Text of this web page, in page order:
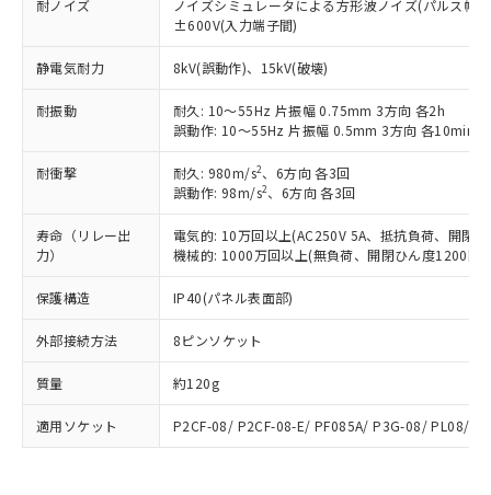
耐ノイズ
ノイズシミュレータによる方形波ノイズ(パルス
±600V(入力端子間)
静電気耐力 8kV(誤動作)、15kV(破壊)
耐振動
耐久: 10～55Hz 片振幅 0.75mm 3方向 各2h
誤動作: 10～55Hz 片振幅 0.5mm 3方向 各10min
耐衝撃 耐久: 980m/s2、6方向 各3回
誤動作: 98m/s2、6方向 各3回
寿命（リレー出
力）
電気的: 10万回以上(AC250V 5A、抵抗負荷、開閉
機械的: 1000万回以上(無負荷、開閉ひん度1200回/
保護構造 IP40(パネル表面部)
外部接続方法 8ピンソケット
質量 約120g
適用ソケット P2CF-08/ P2CF-08-E/ PF085A/ P3G-08/ PL08/
ことをご了承ください。
在庫状況および標準価格照会結果は、
記載している更新日時点での社内デー
タに基づき作成されるものであり、閲
覧された時点での実際の在庫および標
準価格とは異なる場合があることをご
了承ください。
正式な納期状況および標準価格はお客
様のお取引先、またはお客様担当のオ
ムロン制御機器販売店・当社販売員に
ご相談ください。
オムロン制御機器販売店や当社販売拠
点は「販売ネットワーク
」をご確認
ください。
在庫状況および標準価格結果を当社の
事前の承諾なく第三者に漏洩または開
示しないようお願いします。
マイパーツ機能（部品リスト作成サー
ビス）をご利用いただくには、I-Web
メンバーズにご登録されている必要が
むを得ず変更することがあります。
*EU RoHS指令（10物質）：
鉛(Pb) 1000ppm以下、 水銀(Hg) 1000ppm以下、 カド
六価クロム(Cr(Ⅵ)) 1000ppm以下、ポリ臭化ビフェニル
類(PBB) 1000ppm以下、ポリ臭化ジフェニルエーテル類
(PBDE) 1000ppm以下、フタル酸ビス(2-エチルヘキシ
ル) (DEHP)(別名：DOP) 1000ppm以下、フタル酸ブチ
ルベンジル（BBP） 1000ppm以下、フタル酸ジブチル
（DBP） 1000ppm以下、フタル酸ジイソブチル
(DIBP) 1000ppm以下
但し、RoHS指令で産業用監視および制御機器に対する
適用除外項目は除く。
フタル酸エステル類の４物質については閾値を超える意
図的な使用がないことを確認しています。
※2 対応予定月
部品在庫の切り替え状況などにより、予定
月が前後することがあります。
「－」：未確認です。当社販売部門へお問
い合わせください。
*中国RoHS10物質の基準値 (GB/T26572)：
Pb(鉛) :1000ppm、 Hg(水銀) : 1000ppm、 Cd(カドミウ
Cr(Ⅵ)(六価クロム) : 1000ppm、 PBBs(ポリ臭化ビフェ
ニル類) : 1000ppm、 PBDEs(ポリ臭化ジフェニルエーテ
ル類) : 1000ppm、
DBP(フタル酸ジブチル) : 1000ppm、 DIBP(フタル酸ジ
イソブチル) : 1000ppm、 BBP(フタル酸ブチルベンジ
ル) : 1000ppm、
DEHP(フタル酸ビス(2-エチルヘキシル)) : 1000ppm
※2 環境保護使用期限
「ｅ」：有害物質（10物質）のすべてが基
準値以下であることを示します。
「10」：通常の使用状況下において有害物
質が外部に漏えいし、環境に深刻な影響を
及ぼさない年数を意味します。
為替および外国貿易法に定める商品
（以下｢規制貨物等」という）を輸出
または国外への提供する場合は、日本
国政府の輸出許可(または役務取引許
可)を取得するなどの必要な手続きを
とります。
当社は規制貨物を破棄する場合は、完
全に破砕するなど、違法に輸出されな
いよう必要な手段を講じます。
当社は貴社製品を、核兵器、ミサイ
ル、化学兵器、生物兵器またはその他
武器並びにこれらの製造装置等に一切
使用いたしません。
当社は、貴社製品を第三者に販売する
場合は、上記1、2および3の内容を当
該第三者に通知します。また当社は、
販売先および販売に係わる関係者が違
法に輸出するおそれがある場合は、取
り引きをいたしません。
説明
一定数以上の在庫あり
一定数には満たないが在庫あり
在庫なし(最新の在庫状況につ
いては、お客様のお取引先、ま
たはお客様担当のオムロン制御
機器販売店・当社販売員にご確
認ください)
白
受注生産機種、また在庫状況の
情報を公開していない機種